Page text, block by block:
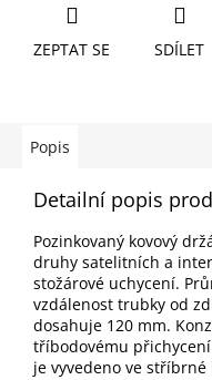
ZEPTAT SE SDÍLET
Popis
Detailní popis
Pozinkovaný kovový
druhy satelitních a
stožárové uchycení.
vzdálenost trubky od
dosahuje 120 mm.
tříbodovému
je vyvedeno ve stříbrné